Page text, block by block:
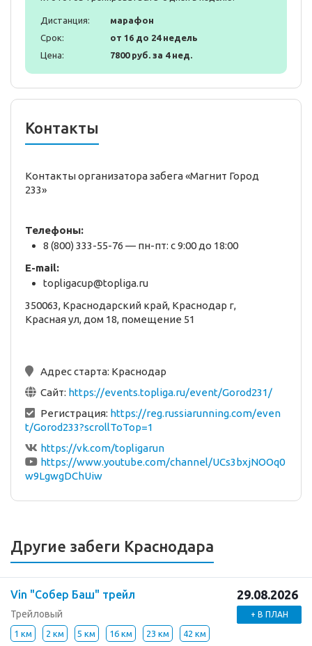
Дистанция:
марафон
Срок:
от 16 до 24 недель
Цена:
7800 руб. за 4 нед.
Контакты
Контакты организатора забега «Магнит Город
233»
Телефоны:
8 (800) 333-55-76 — пн-пт: с 9:00 до 18:00
E-mail:
topligacup@topliga.ru
350063, Краснодарский край, Краснодар г,
Красная ул, дом 18, помещение 51
Адрес старта: Краснодар
Сайт: https://events.topliga.ru/event/Gorod231/
Регистрация: https://reg.russiarunning.com/even
t/Gorod233?scrollToTop=1
https://vk.com/topligarun
https://www.youtube.com/channel/UCs3bxjNOOq0
w9LgwgDChUiw
Другие забеги Краснодара
Vin "Собер Баш" трейл
Трейловый
1 км 2 км 5 км 16 км 23 км 42 км
29.08.2026
+ В ПЛАН